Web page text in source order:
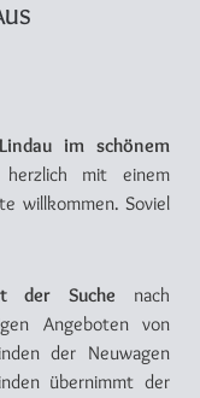
im schönem
mit einem
willkommen. Soviel
der Suche nach
Angeboten von
der Neuwagen
übernimmt der